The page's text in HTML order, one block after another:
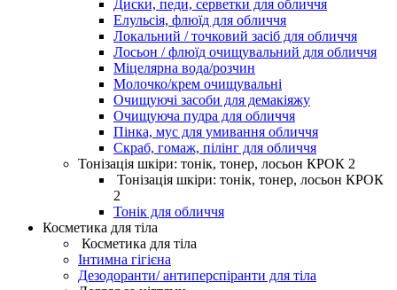
Диски, педи, серветки для обличчя
Елульсія, флюїд для обличчя
Локальний / точковий засіб для обличчя
Лосьон / флюїд очищувальний для обличчя
Міцелярна вода/розчин
Молочко/крем очищувальні
Очищуючі засоби для демакіяжу
Очищуюча пудра для обличчя
Пінка, мус для умивання обличчя
Скраб, гомаж, пілінг для обличчя
Тонізація шкіри: тонік, тонер, лосьон КРОК 2
Тонізація шкіри: тонік, тонер, лосьон КРОК
2
Тонік для обличчя
Косметика для тіла
Косметика для тіла
Інтимна гігієна
Дезодоранти/ антиперспіранти для тіла